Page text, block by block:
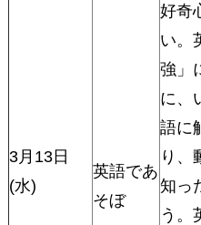
3月13日
(水)
英語であ
そぼ
好奇
い。
強」
に、
語に
り、
知っ
う。